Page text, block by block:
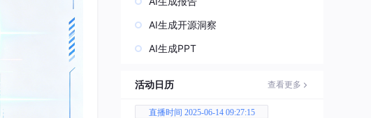
AI生成开源洞察
AI生成PPT
活动日历 查看更多
直播时间 2025-06-14 09:27:15